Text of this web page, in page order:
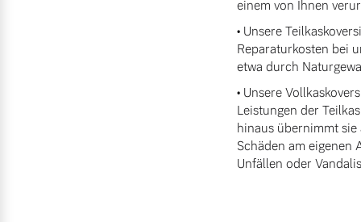
einem von Ihnen
• Unsere
Reparaturkosten bei
etwa durch
• Unsere
Leistungen der
hinaus übernimmt
Schäden am eigenen
Unfällen oder